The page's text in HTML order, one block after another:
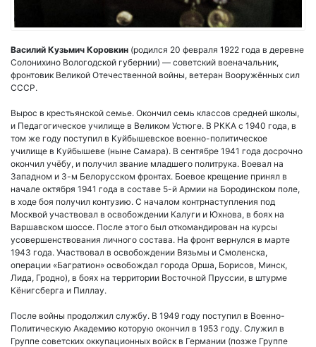
Василий Кузьмич Коровкин (родился 20 февраля 1922 года в деревне
Солонихино Вологодской губернии) — советский военачальник,
фронтовик Великой Отечественной войны, ветеран Вооружённых сил
СССР.
Вырос в крестьянской семье. Окончил семь классов средней школы,
и Педагогическое училище в Великом Устюге. В РККА с 1940 года, в
том же году поступил в Куйбышевское военно-политическое
училище в Куйбышеве (ныне Самара). В сентябре 1941 года досрочно
окончил учёбу, и получил звание младшего политрука. Воевал на
Западном и 3-м Белорусском фронтах. Боевое крещение принял в
начале октября 1941 года в составе 5-й Армии на Бородинском поле,
в ходе боя получил контузию. С началом контрнаступления под
Москвой участвовал в освобождении Калуги и Юхнова, в боях на
Варшавском шоссе. После этого был откомандирован на курсы
усовершенствования личного состава. На фронт вернулся в марте
1943 года. Участвовал в освобождении Вязьмы и Смоленска,
операции «Багратион» освобождал города Орша, Борисов, Минск,
Лида, Гродно), в боях на территории Восточной Пруссии, в штурме
Кёнигсберга и Пиллау.
После войны продолжил службу. В 1949 году поступил в Военно-
Политическую Академию которую окончил в 1953 году. Служил в
Группе советских оккупационных войск в Германии (позже Группе